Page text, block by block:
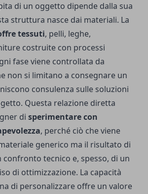
di un oggetto dipende dalla sua
struttura nasce dai materiali. La
tessuti, pelli, leghe,
costruite con processi
fase viene controllata da
non si limitano a consegnare un
consulenza sulle soluzioni
Questa relazione diretta
di sperimentare con
, perché ciò che viene
generico ma il risultato di
confronto tecnico e, spesso, di un
di ottimizzazione. La capacità
di personalizzare offre un valore